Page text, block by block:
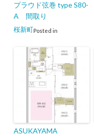
プラウド弦巻 type S80-
A 間取り
Posted in
桜新町
ASUKAYAMA